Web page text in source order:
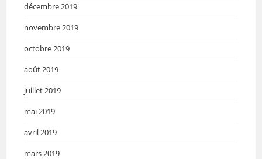
décembre 2019
novembre 2019
octobre 2019
août 2019
juillet 2019
mai 2019
avril 2019
mars 2019